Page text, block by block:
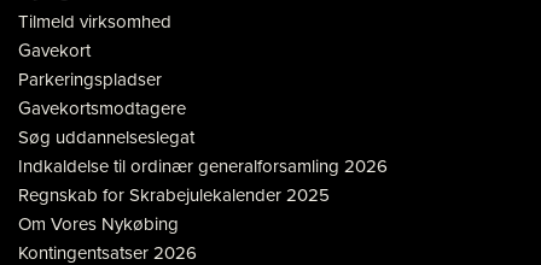
Tilmeld virksomhed
Gavekort
Parkeringspladser
Gavekortsmodtagere
Søg uddannelseslegat
Indkaldelse til ordinær generalforsamling 2026
Regnskab for Skrabejulekalender 2025
Om Vores Nykøbing
Kontingentsatser 2026